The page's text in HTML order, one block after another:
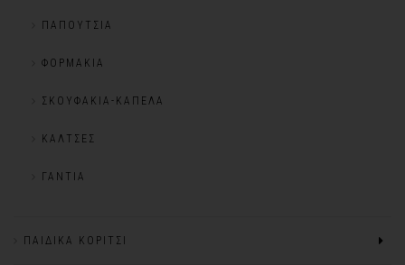
ΠΑΠΟΎΤΣΙΑ
ΦΟΡΜΆΚΙΑ
ΣΚΟΥΦΆΚΙΑ-ΚΑΠΈΛΑ
ΚΆΛΤΣΕΣ
ΓΆΝΤΙΑ
ΠΑΙΔΙΚΆ ΚΟΡΊΤΣΙ